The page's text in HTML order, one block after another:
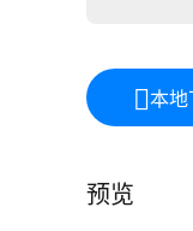
本地
预览